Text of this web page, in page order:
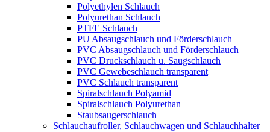
Polyethylen Schlauch
Polyurethan Schlauch
PTFE Schlauch
PU Absaugschlauch und Förderschlauch
PVC Absaugschlauch und Förderschlauch
PVC Druckschlauch u. Saugschlauch
PVC Gewebeschlauch transparent
PVC Schlauch transparent
Spiralschlauch Polyamid
Spiralschlauch Polyurethan
Staubsaugerschlauch
Schlauchaufroller, Schlauchwagen und Schlauchhalter